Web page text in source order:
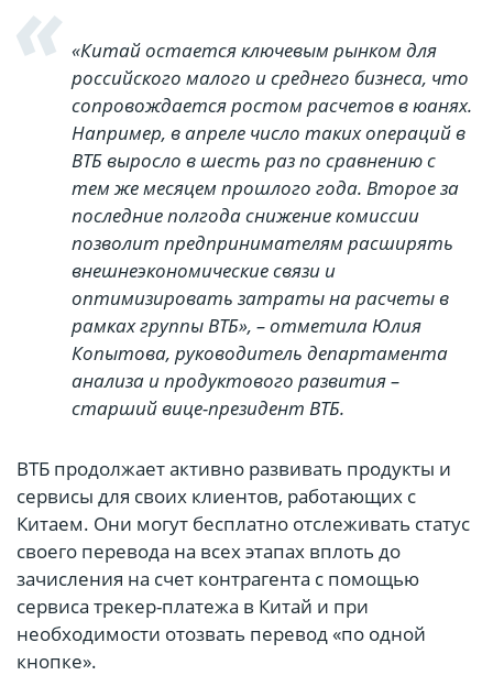
«Китай остается ключевым рынком для
российского малого и среднего бизнеса, что
сопровождается ростом расчетов в юанях.
Например, в апреле число таких операций в
ВТБ выросло в шесть раз по сравнению с
тем же месяцем прошлого года. Второе за
последние полгода снижение комиссии
позволит предпринимателям расширять
внешнеэкономические связи и
оптимизировать затраты на расчеты в
рамках группы ВТБ», – отметила Юлия
Копытова, руководитель департамента
анализа и продуктового развития –
старший вице-президент ВТБ.
ВТБ продолжает активно развивать продукты и
сервисы для своих клиентов, работающих с
Китаем. Они могут бесплатно отслеживать статус
своего перевода на всех этапах вплоть до
зачисления на счет контрагента с помощью
сервиса трекер-платежа в Китай и при
необходимости отозвать перевод «по одной
кнопке».